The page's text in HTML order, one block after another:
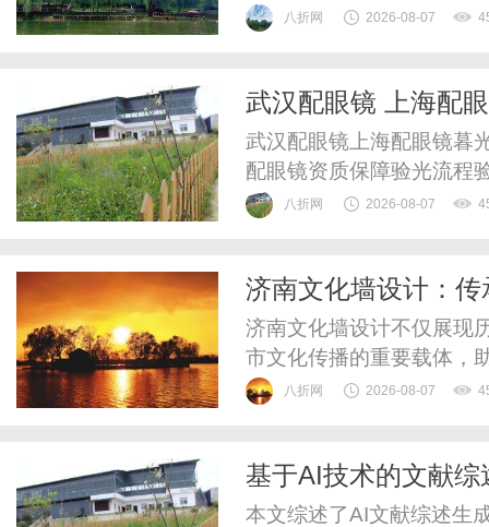
海洋生物技术领域的代表
转化应用三个维度，深度
八折网 2026-08-07
武汉配眼镜 上海配
武汉配眼镜上海配眼镜暮
配眼镜资质保障验光流程
惠，兼顾高专业度与高性
八折网 2026-08-07
济南文化墙设计：
济南文化墙设计不仅展现
市文化传播的重要载体，
八折网 2026-08-07
基于AI技术的文献
本文综述了AI文献综述生